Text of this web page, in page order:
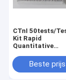
CTnI 50tests/
Kit Rapid
Quantitative
van de Doos de
Hartteller
Beste prijs